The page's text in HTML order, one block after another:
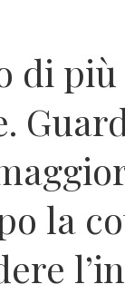
di
la